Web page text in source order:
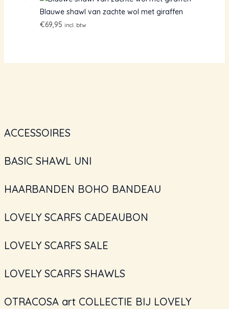
ACCESSOIRES
BASIC SHAWL UNI
HAARBANDEN BOHO BANDEAU
LOVELY SCARFS CADEAUBON
LOVELY SCARFS SALE
LOVELY SCARFS SHAWLS
OTRACOSA art COLLECTIE BIJ LOVELY
Blauwe shawl van zachte wol met giraffen
€69,95 incl. btw